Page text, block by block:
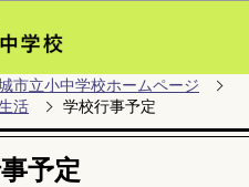
市立小中学校ホームページ
活 学校行事予定
予定